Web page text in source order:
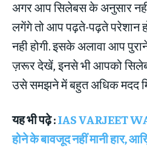
अगर आप सिलेबस के अनुसार
लगेंगे तो आप पढ़ते-पढ़ते परेशान
नही होगी. इसके अलावा आप
ज़रूर देखें, इनसे भी आपको
उसे समझने में बहुत अधिक मदद
यह भी पढ़े :IAS VARJEET
होने के बावजूद नहीं मानी हार,